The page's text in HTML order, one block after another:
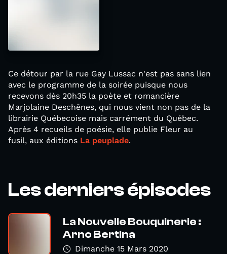
Ce détour par la rue Gay Lussac n'est pas sans lien
avec le programme de la soirée puisque nous
recevons dès 20h35 la poète et romancière
Marjolaine Deschênes, qui nous vient non pas de la
librairie Québecoise mais carrément du Québec.
Après 4 recueils de poésie, elle publie Fleur au
fusil, aux éditions La peuplade.
Les derniers épisodes
La Nouvelle Bouquinerie :
Arno Bertina
Dimanche 15 Mars 2020